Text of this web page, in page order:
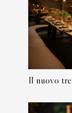
Il nuovo